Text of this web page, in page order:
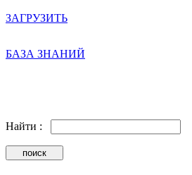
ЗАГРУЗИТЬ
БАЗА ЗНАНИЙ
Найти :